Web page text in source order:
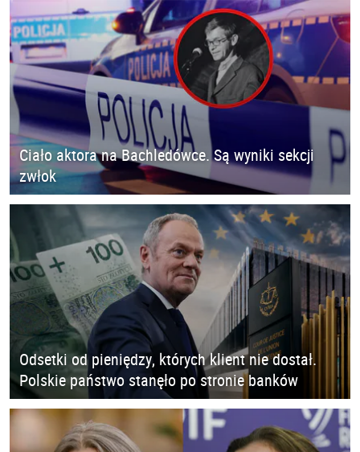
Ciało aktora na Bachledówce. Są wyniki sekcji
zwłok
Odsetki od pieniędzy, których klient nie dostał.
Polskie państwo stanęło po stronie banków